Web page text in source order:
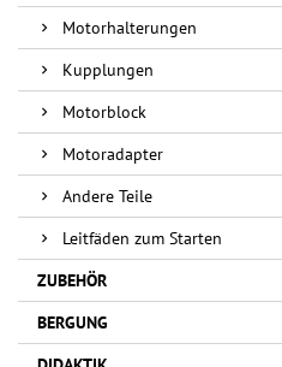
Motorhalterungen
Kupplungen
Motorblock
Motoradapter
Andere Teile
Leitfäden zum Starten
ZUBEHÖR
BERGUNG